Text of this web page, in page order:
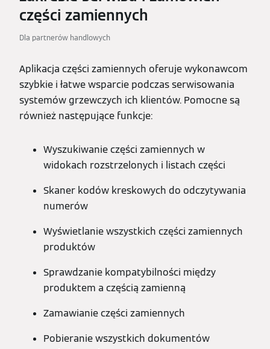
części zamiennych
Dla partnerów handlowych
Aplikacja części zamiennych oferuje wykonawcom
szybkie i łatwe wsparcie podczas serwisowania
systemów grzewczych ich klientów. Pomocne są
również następujące funkcje:
Wyszukiwanie części zamiennych w
widokach rozstrzelonych i listach części
Skaner kodów kreskowych do odczytywania
numerów
Wyświetlanie wszystkich części zamiennych
produktów
Sprawdzanie kompatybilności między
produktem a częścią zamienną
Zamawianie części zamiennych
Pobieranie wszystkich dokumentów